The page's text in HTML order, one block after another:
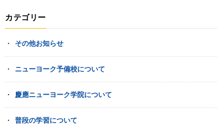
カテゴリー
その他お知らせ
ニューヨーク予備校について
慶應ニューヨーク学院について
普段の学習について